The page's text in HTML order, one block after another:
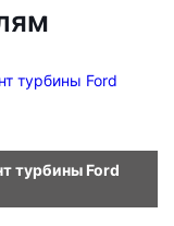
турбины Ford